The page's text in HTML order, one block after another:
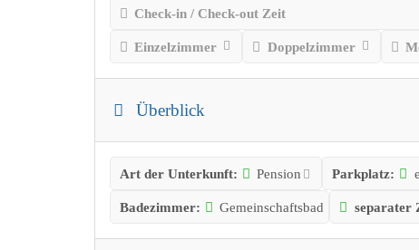
Check-in / Check-out Zeit
Einzelzimmer Doppelzimmer
Überblick
Art der Unterkunft: Pension Parkplatz:
Badezimmer: Gemeinschaftsbad separater